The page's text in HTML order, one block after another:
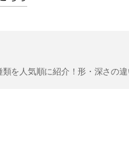
類を人気順に紹介！形・深さの